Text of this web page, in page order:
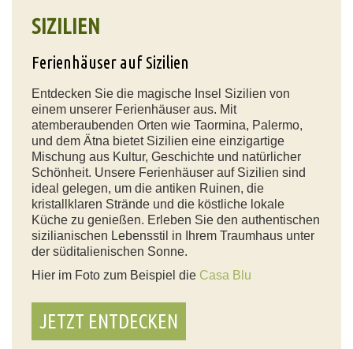
SIZILIEN
Ferienhäuser auf Sizilien
Entdecken Sie die magische Insel Sizilien von
einem unserer Ferienhäuser aus. Mit
atemberaubenden Orten wie Taormina, Palermo,
und dem Ätna bietet Sizilien eine einzigartige
Mischung aus Kultur, Geschichte und natürlicher
Schönheit. Unsere Ferienhäuser auf Sizilien sind
ideal gelegen, um die antiken Ruinen, die
kristallklaren Strände und die köstliche lokale
Küche zu genießen. Erleben Sie den authentischen
sizilianischen Lebensstil in Ihrem Traumhaus unter
der süditalienischen Sonne.
Hier im Foto zum Beispiel die Casa Blu
JETZT ENTDECKEN